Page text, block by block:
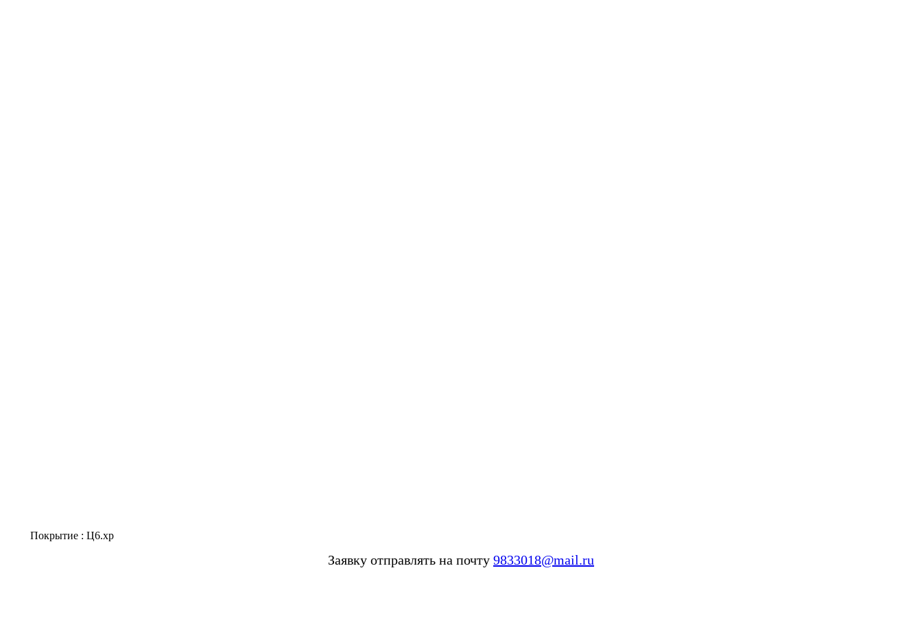
Покрытие : Ц6.хр
Заявку отправлять на почту 9833018@mail.ru